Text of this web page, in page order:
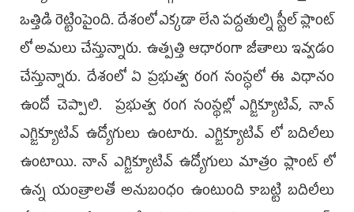
ఒత్తిడి రెట్టింపైంది. దేశంలో ఎక్కడా లేని పద్దతుల్ని స్టీల్ ప్లాంట్
లో అమలు చేస్తున్నారు. ఉత్పత్తి ఆధారంగా జీతాలు ఇవ్వడం
చేస్తున్నారు. దేశంలో ఏ ప్రభుత్వ రంగ సంస్ధలో ఈ విధానం
ఉందో చెప్పాలి. ప్రభుత్వ రంగ సంస్థల్లో ఎగ్జిక్యూటివ్, నాన్
ఎగ్జిక్యూటివ్ ఉద్యోగులు ఉంటారు. ఎగ్జిక్యూటివ్ లో బదిలీలు
ఉంటాయి. నాన్ ఎగ్జిక్యూటివ్ ఉద్యోగులు మాత్రం ప్లాంట్ లో
ఉన్న యంత్రాలతో అనుబంధం ఉంటుంది కాబట్టి బదిలీలు